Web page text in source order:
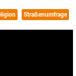
Straßenumfrage